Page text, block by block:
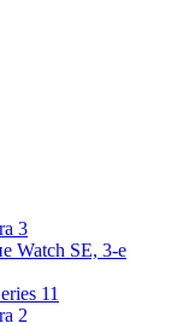
3
Watch SE, 3-е
11
2